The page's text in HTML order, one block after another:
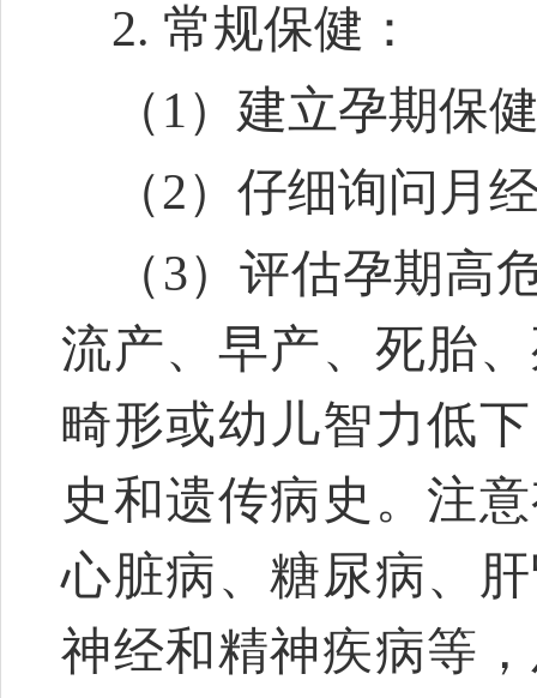
2. 常规保健：
（1）建立孕期保
（2）仔细询问月
（3）评估孕期高
流产、早产、死胎
畸形或幼儿智力低
史和遗传病史。注
心脏病、糖尿病、
神经和精神疾病等